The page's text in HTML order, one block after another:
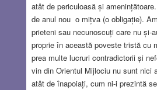
atât de periculoasă și
de anul nou o mițva (o obligație).
prieteni sau necunoscuți care nu și-
proprie în această poveste tristă cu
prea multe lucruri contradictorii și
vin din Orientul Mijlociu nu sunt nici
atât de înapoiați, cum ni-i prezintă